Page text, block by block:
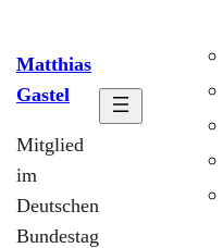
Matthias
Gastel
Mitglied
im
Deutschen
Bundestag